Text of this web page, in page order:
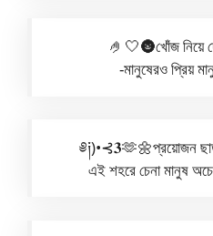
🤌🤍🌚খোঁজ নিয়ে
-মানুষেরও প্রিয়
༅༏)•⊰𝟑🫶🌼প্রয়োজন
এই শহরে চেনা মানুষ